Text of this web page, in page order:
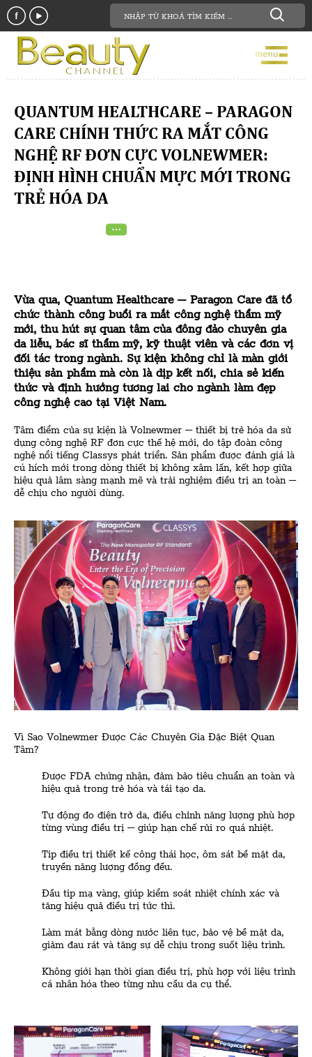
QUANTUM HEALTHCARE – PARAGON
CARE CHÍNH THỨC RA MẮT CÔNG
NGHỆ RF ĐƠN CỰC VOLNEWMER:
ĐỊNH HÌNH CHUẨN MỰC MỚI TRONG
TRẺ HÓA DA
Vừa qua, Quantum Healthcare – Paragon Care đã tổ
chức thành công buổi ra mắt công nghệ thẩm mỹ
mới, thu hút sự quan tâm của đông đảo chuyên gia
da liễu, bác sĩ thẩm mỹ, kỹ thuật viên và các đơn vị
đối tác trong ngành. Sự kiện không chỉ là màn giới
thiệu sản phẩm mà còn là dịp kết nối, chia sẻ kiến
thức và định hướng tương lai cho ngành làm đẹp
công nghệ cao tại Việt Nam.
Tâm điểm của sự kiện là Volnewmer – thiết bị trẻ hóa da sử
dụng công nghệ RF đơn cực thế hệ mới, do tập đoàn công
nghệ nổi tiếng Classys phát triển. Sản phẩm được đánh giá là
cú hích mới trong dòng thiết bị không xâm lấn, kết hợp giữa
hiệu quả lâm sàng mạnh mẽ và trải nghiệm điều trị an toàn –
dễ chịu cho người dùng.
Vì Sao Volnewmer Được Các Chuyên Gia Đặc Biệt Quan
Tâm?
Được FDA chứng nhận, đảm bảo tiêu chuẩn an toàn và
hiệu quả trong trẻ hóa và tái tạo da.
Tự động đo điện trở da, điều chỉnh năng lượng phù hợp
từng vùng điều trị – giúp hạn chế rủi ro quá nhiệt.
Tip điều trị thiết kế công thái học, ôm sát bề mặt da,
truyền năng lượng đồng đều.
Đầu tip mạ vàng, giúp kiểm soát nhiệt chính xác và
tăng hiệu quả điều trị tức thì.
Làm mát bằng dòng nước liên tục, bảo vệ bề mặt da,
giảm đau rát và tăng sự dễ chịu trong suốt liệu trình.
Không giới hạn thời gian điều trị, phù hợp với liệu trình
cá nhân hóa theo từng nhu cầu da cụ thể.